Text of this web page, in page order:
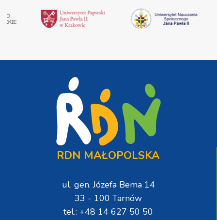
RDN MAŁOPOLSKA
ul. gen. Józefa Bema 14
33 - 100 Tarnów
tel.: +48 14 627 50 50